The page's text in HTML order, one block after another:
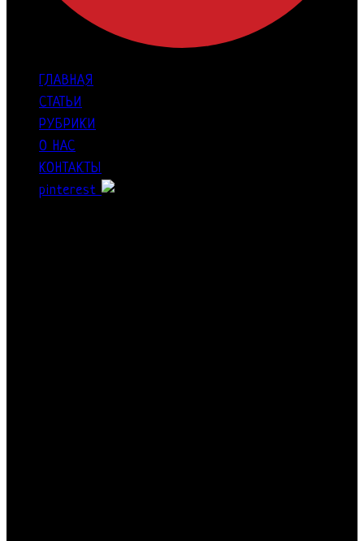
ГЛАВНАЯ
СТАТЬИ
РУБРИКИ
О НАС
КОНТАКТЫ
pinterest